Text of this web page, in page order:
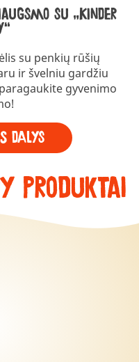
su „Kinder
su penkių rūšių
ir švelniu gardžiu
gyvenimo
dalys
produktai